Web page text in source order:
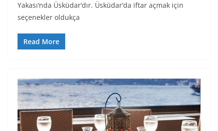
Yakası‘nda Üsküdar‘dır. Üsküdar’da iftar açmak için
seçenekler oldukça
Read More